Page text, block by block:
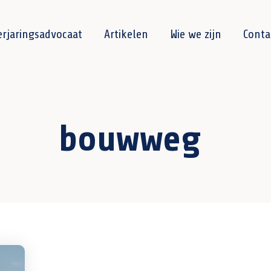
Artikelen Wie we zijn
bouwweg